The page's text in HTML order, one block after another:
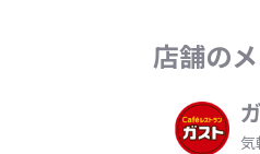
店舗の